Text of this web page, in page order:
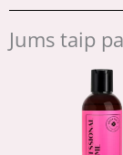
Jums taip